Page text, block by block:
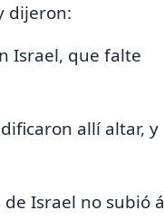
dijeron:
Israel, que falte
allí altar, y
Israel no subió á